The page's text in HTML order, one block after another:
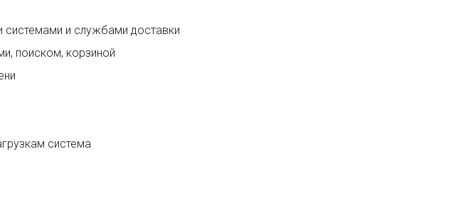
системами и службами доставки
поиском, корзиной
система